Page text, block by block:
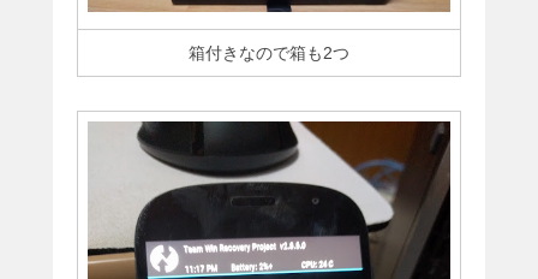
箱付きなので箱も2つ